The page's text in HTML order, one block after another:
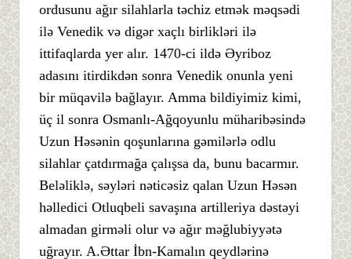
ordusunu ağır silahlarla təchiz etmək məqsədi
ilə Venedik və digər xaçlı birlikləri ilə
ittifaqlarda yer alır. 1470-ci ildə Əyriboz
adasını itirdikdən sonra Venedik onunla yeni
bir müqavilə bağlayır. Amma bildiyimiz kimi,
üç il sonra Osmanlı-Ağqoyunlu müharibəsində
Uzun Həsənin qoşunlarına gəmilərlə odlu
silahlar çatdırmağa çalışsa da, bunu bacarmır.
Beləliklə, səyləri nəticəsiz qalan Uzun Həsən
həlledici Otluqbeli savaşına artilleriya dəstəyi
almadan girməli olur və ağır məğlubiyyətə
uğrayır. A.Əttar İbn-Kamalın qeydlərinə